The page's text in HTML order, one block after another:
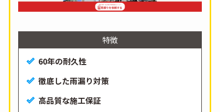
特徴
60年の耐久性
徹底した雨漏り対策
高品質な施工保証